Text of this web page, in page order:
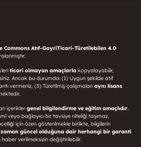
Commons Atıf-GayriTicari-Türetilebilen 4.0
ticari olmayan amaçlarlakopyalayabilir,
Ancak bu durumda: (1) Uygun şekilde atıf
vermeniz, (3) Türetilmiş çalışmaları aynı lisans
içerikler genel bilgilendirme ve eğitim amaçlıdır.
veya bağlayıcı bir tavsiye niteliği taşımaz.
için özen gösterilmekle birlikte, bilgilerin
zaman güncel olduğuna dair herhangi bir garanti
verilmeksizin değiştirilebilir.